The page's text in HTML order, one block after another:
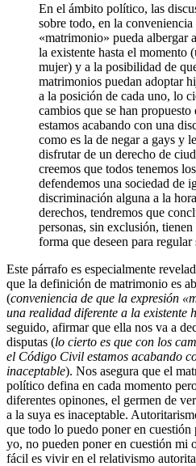
En el ámbito político, las
sobre todo, en la
«matrimonio» pueda albergar
la existente hasta el momento
mujer) y a la posibilidad de
matrimonios puedan adoptar
a la posición de cada uno, lo
cambios que se han
estamos acabando con una
como es la de negar a gays y
disfrutar de un derecho de
creemos que todos tenemos
defendemos una sociedad de
discriminación alguna a la
derechos, tendremos que
personas, sin exclusión, tienen
forma que deseen para
Este párrafo es especialmente
que la definición de matrimonio es
(conveniencia de que la expresión
una realidad diferente a la existente
seguido, afirmar que ella nos va a
disputas (lo cierto es que con los
el Código Civil estamos acabando
inaceptable). Nos asegura que el
político defina en cada momento
diferentes opinones, el germen de
a la suya es inaceptable.
que todo lo puedo poner en
yo, no pueden poner en cuestión mi
fácil es vivir en el relativismo